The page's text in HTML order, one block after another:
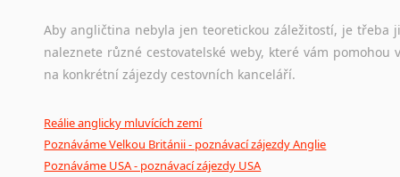
Aby angličtina nebyla jen teoretickou záležitostí, je
naleznete různé cestovatelské weby, které vám
na konkrétní zájezdy cestovních kanceláří.
Reálie anglicky mluvících zemí
Poznáváme Velkou Británii - poznávací zájezdy Anglie
Poznáváme USA - poznávací zájezdy USA